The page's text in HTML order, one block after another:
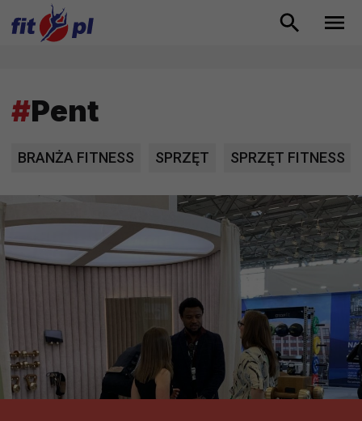
#Pent
BRANŻA FITNESS SPRZĘT SPRZĘT FITNESS